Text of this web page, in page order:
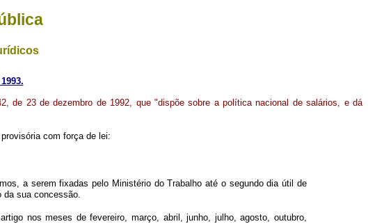
de 23 de dezembro de 1992, que "dispõe sobre a política nacional de salários, e dá
com força de lei:
a serem fixadas pelo Ministério do Trabalho até o segundo dia útil de
da sua concessão.
nos meses de fevereiro, março, abril, junho, julho, agosto, outubro,